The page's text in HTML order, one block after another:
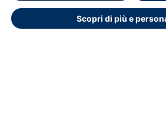
Scopri di più e